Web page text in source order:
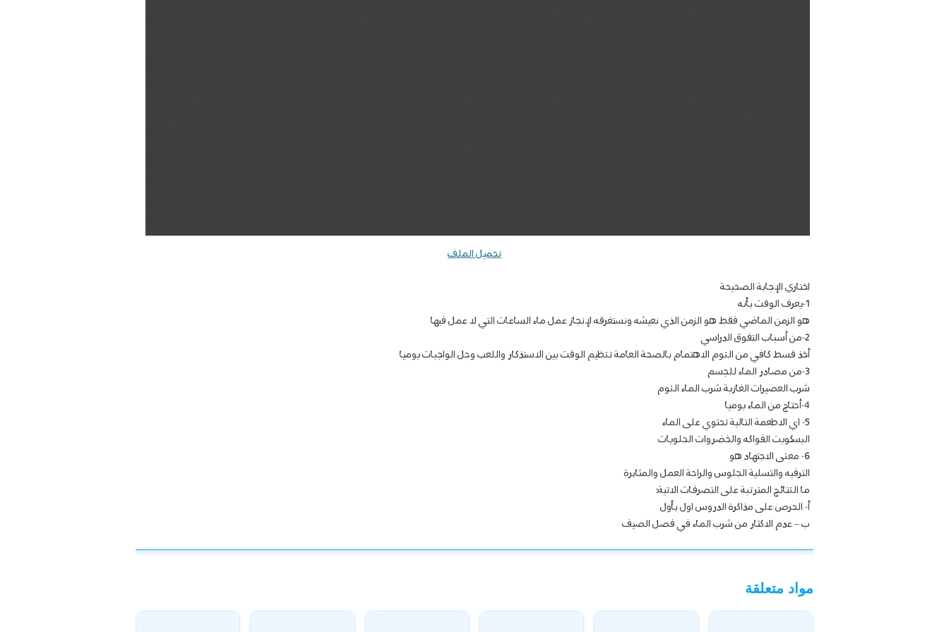
تحميل الملف
اختاري الإجابة الصحيحة
1-يعرف الوقت بأنه
هو الزمن الماضي فقط هو الزمن الذي نعيشه ونستغرقه لإنجاز عمل ماء الساعات التي لا عمل فيها
2-من أسباب التفوق الدراسي
أخذ قسط كافي من النوم الاهتمام بالصحة العامة تنظيم الوقت بين الاستذكار واللعب وحل الواجبات يوميا
3-من مصادر الماء للجسم
شرب العصيرات الغازية شرب الماء النوم
4-أحتاج من الماء يوميا
5- اي الاطعمة التالية تحتوي على الماء
البسكويت الفواكه والخضروات الحلويات
6- معنى الاجتهاد هو
الترفيه والتسلية الجلوس والراحة العمل والمثابرة
ما النتائج المترتبة على التصرفات الاتية:
أ‌- الحرص على مذاكرة الدروس اول بأول
ب – عدم الاكثار من شرب الماء في فصل الصيف
مواد متعلقة